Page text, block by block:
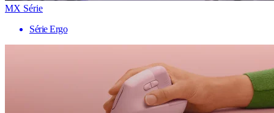
MX Série
Série Ergo